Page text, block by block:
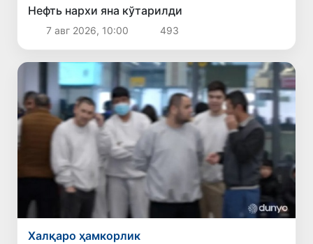
Нефть нархи яна кўтарилди
7 авг 2026, 10:00 493
Халқаро ҳамкорлик